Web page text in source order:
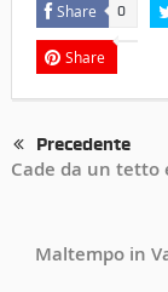
Share 0
Share
Precedente
Cade da un tetto
Maltempo in